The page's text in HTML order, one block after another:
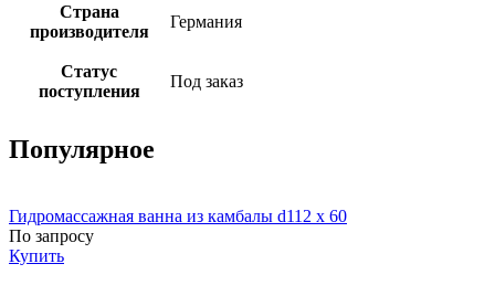
Страна
производителя
Германия
Статус
поступления
Под заказ
Популярное
Гидромассажная ванна из камбалы d112 x 60
По запросу
Купить